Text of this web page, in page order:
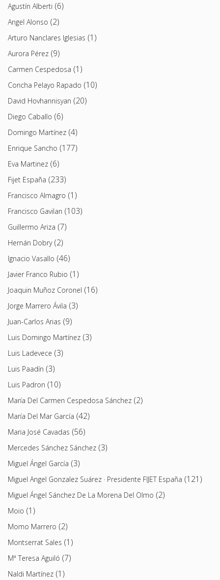
Agustín Alberti (6)
Angel Alonso (2)
Arturo Nanclares Iglesias (1)
Aurora Pérez (9)
Carmen Cespedosa (1)
Concha Pelayo Rapado (10)
David Hovhannisyan (20)
Diego Caballo (6)
Domingo Martínez (4)
Enrique Sancho (177)
Eva Martinez (6)
Fijet España (233)
Francisco Almagro (1)
Francisco Gavilan (103)
Guillermo Ariza (7)
Hernán Dobry(2)
Ignacio Vasallo (46)
Javier Franco Rubio (1)
Joaquin Muñoz Coronel (16)
Jorge Marrero Ávila (3)
Juan-Carlos Arias (9)
Luis Domingo Martínez (3)
Luis Ladevece (3)
Luis Paadín (3)
Luis Padron (10)
María Del Carmen Cespedosa Sánchez (2)
María Del Mar García (42)
Maria José Cavadas (56)
Mercedes Sánchez Sánchez (3)
Miguel Ángel García (3)
Miguel Angel Gonzalez Suárez · Presidente FIJET España (121)
Miguel Ángel Sánchez De La Morena Del Olmo (2)
Moio (1)
Momo Marrero (2)
Montserrat Sales (1)
Mª Teresa Aguiló (7)
Naldi Martínez (1)